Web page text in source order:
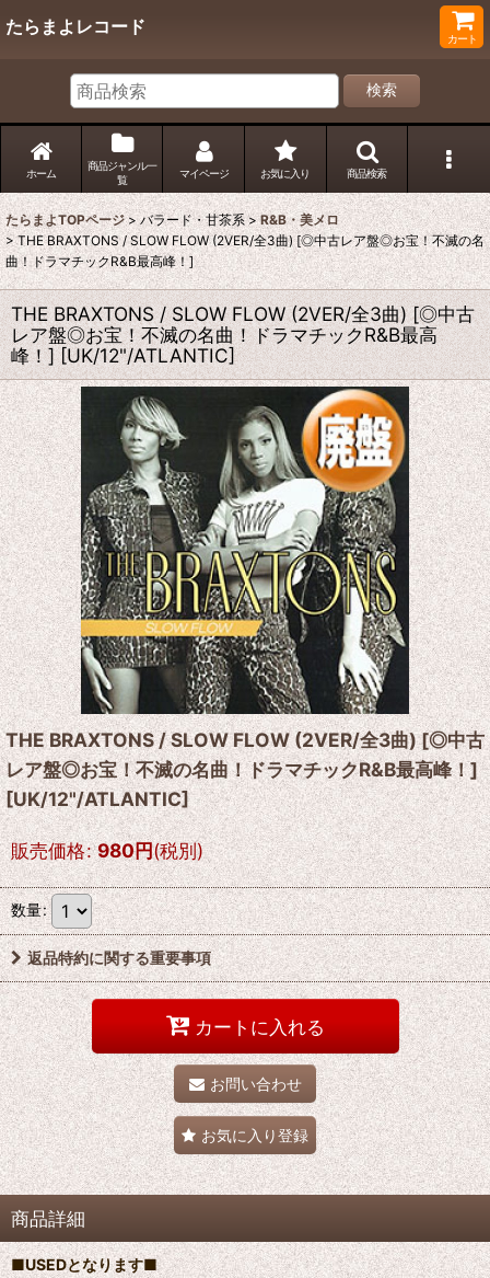
たらまよレコード
カート
検索
ホーム
商品ジャンル一
覧
マイページ お気に入り 商品検索
たらまよTOPページ > バラード・甘茶系 > R&B・美メロ
> THE BRAXTONS / SLOW FLOW (2VER/全3曲) [◎中古レア盤◎お宝！不滅の名
曲！ドラマチックR&B最高峰！]
THE BRAXTONS / SLOW FLOW (2VER/全3曲) [◎中古
レア盤◎お宝！不滅の名曲！ドラマチックR&B最高
峰！] [UK/12"/ATLANTIC]
THE BRAXTONS / SLOW FLOW (2VER/全3曲) [◎中古
レア盤◎お宝！不滅の名曲！ドラマチックR&B最高峰！]
[UK/12"/ATLANTIC]
販売価格: 980円(税別)
数量:
返品特約に関する重要事項
カートに入れる
お問い合わせ
お気に入り登録
商品詳細
■USEDとなります■